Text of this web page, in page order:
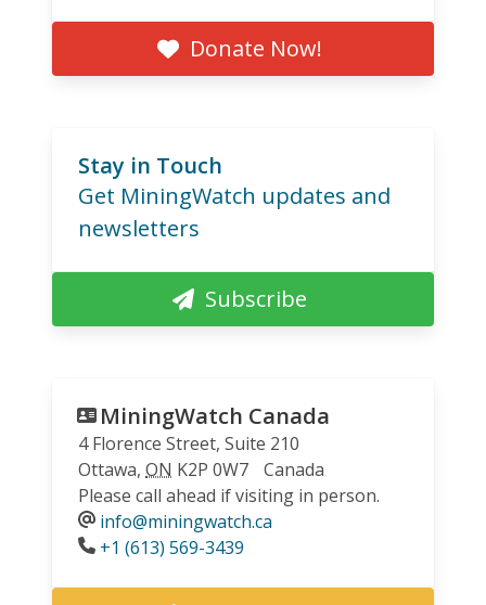
Donate Now!
Stay in Touch
Get MiningWatch updates and
newsletters
Subscribe
MiningWatch Canada
4 Florence Street, Suite 210
Ottawa, ON K2P 0W7
Canada
Please call ahead if visiting in person.
info@miningwatch.ca
Phone
+1 (613) 569-3439